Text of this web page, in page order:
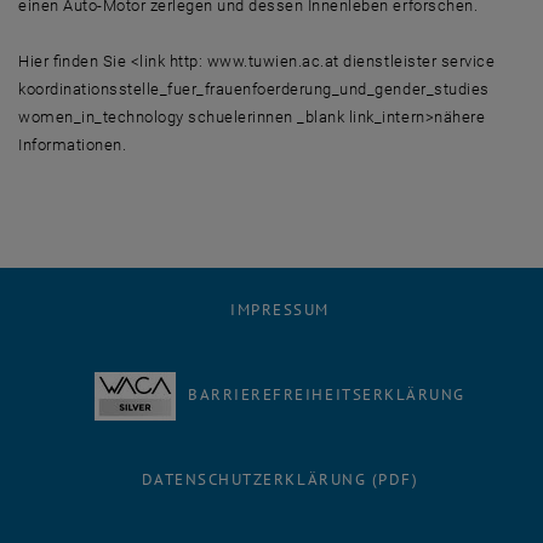
einen Auto-Motor zerlegen und dessen Innenleben erforschen.
Hier finden Sie <link http: www.tuwien.ac.at dienstleister service
koordinationsstelle_fuer_frauenfoerderung_und_gender_studies
women_in_technology schuelerinnen _blank link_intern>nähere
Informationen.
IMPRESSUM
BARRIEREFREIHEITSERKLÄRUNG
DATENSCHUTZERKLÄRUNG (PDF)